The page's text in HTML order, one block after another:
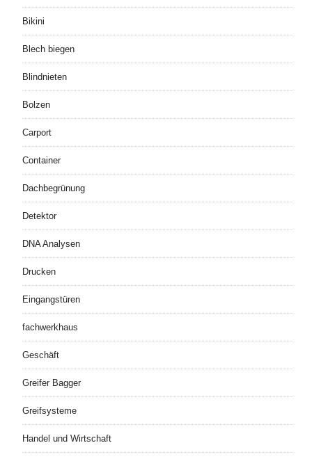
Bikini
Blech biegen
Blindnieten
Bolzen
Carport
Container
Dachbegrünung
Detektor
DNA Analysen
Drucken
Eingangstüren
fachwerkhaus
Geschäft
Greifer Bagger
Greifsysteme
Handel und Wirtschaft